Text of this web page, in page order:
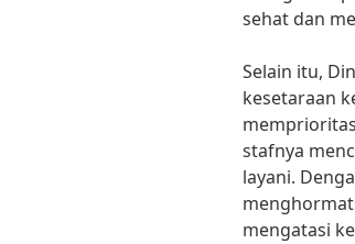
sehat dan
Selain itu,
kesetaraan
stafnya
layani.
mengatasi